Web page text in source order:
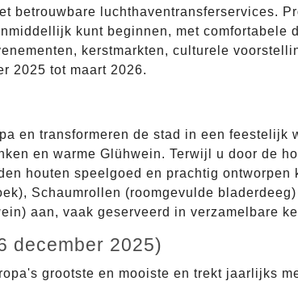
betrouwbare luchthaventransferservices.
kunt beginnen, met comfortabele
kerstmarkten, culturele
2025 tot maart 2026.
en transformeren de stad in een feestelijk
en warme Glühwein. Terwijl u door de
houten speelgoed en prachtig ontworpen
Schaumrollen (roomgevulde
aan, vaak geserveerd in verzamelbare
december 2025)
grootste en mooiste en trekt jaarlijks